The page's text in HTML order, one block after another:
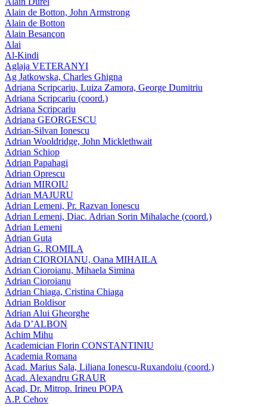
Alain de Botton, John Armstrong
Alain de Botton
Alain Besançon
Alai
Al-Kindi
Aglaja VETERANYI
Ag Jatkowska, Charles Ghigna
Adriana Scripcariu, Luiza Zamora, George Dumitriu
Adriana Scripcariu (coord.)
Adriana Scripcariu
Adriana GEORGESCU
Adrian-Silvan Ionescu
Adrian Wooldridge, John Micklethwait
Adrian Schiop
Adrian Papahagi
Adrian Oprescu
Adrian MIROIU
Adrian MAJURU
Adrian Lemeni, Pr. Razvan Ionescu
Adrian Lemeni, Diac. Adrian Sorin Mihalache (coord.)
Adrian Lemeni
Adrian Guta
Adrian G. ROMILA
Adrian CIOROIANU, Oana MIHAILA
Adrian Cioroianu, Mihaela Simina
Adrian Cioroianu
Adrian Chiaga, Cristina Chiaga
Adrian Boldisor
Adrian Alui Gheorghe
Ada D’ALBON
Achim Mihu
Academician Florin CONSTANTINIU
Academia Romana
Acad. Marius Sala, Liliana Ionescu-Ruxandoiu (coord.)
Acad. Alexandru GRAUR
Acad, Dr. Mitrop. Irineu POPA
A.P. Cehov